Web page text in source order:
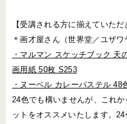
【受講される方に揃えていただ
＊画才屋さん（世界堂／ユザワ
・マルマン スケッチブック 天
画用紙 50枚 S253
・ヌーベル カレーパステル 48
24色でも構いませんが、これか
ットをオススメいたします。